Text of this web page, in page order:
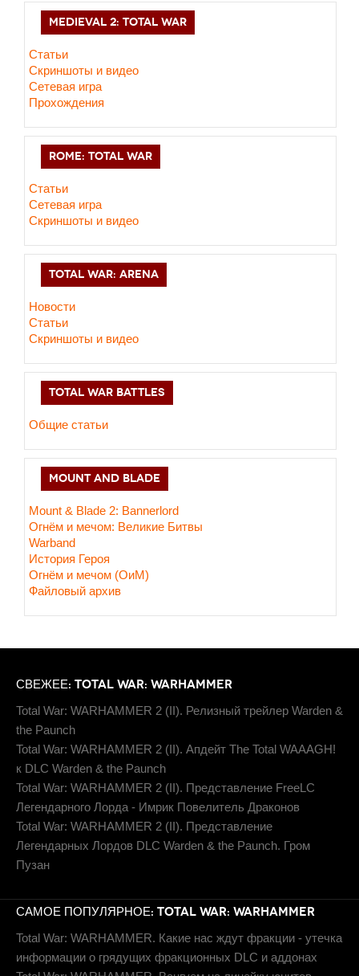
MEDIEVAL 2: TOTAL WAR
Статьи
Скриншоты и видео
Сетевая игра
Прохождения
ROME: TOTAL WAR
Статьи
Сетевая игра
Скриншоты и видео
TOTAL WAR: ARENA
Новости
Статьи
Скриншоты и видео
TOTAL WAR BATTLES
Общие статьи
MOUNT AND BLADE
Mount & Blade 2: Bannerlord
Огнём и мечом: Великие Битвы
Warband
История Героя
Огнём и мечом (ОиМ)
Файловый архив
СВЕЖЕЕ: TOTAL WAR: WARHAMMER
Total War: WARHAMMER 2 (II). Релизный трейлер Warden &
the Paunch
Total War: WARHAMMER 2 (II). Апдейт The Total WAAAGH!
к DLC Warden & the Paunch
Total War: WARHAMMER 2 (II). Представление FreeLC
Легендарного Лорда - Имрик Повелитель Драконов
Total War: WARHAMMER 2 (II). Представление
Легендарных Лордов DLC Warden & the Paunch. Гром
Пузан
САМОЕ ПОПУЛЯРНОЕ: TOTAL WAR: WARHAMMER
Total War: WARHAMMER. Какие нас ждут фракции - утечка
информации о грядущих фракционных DLC и аддонах